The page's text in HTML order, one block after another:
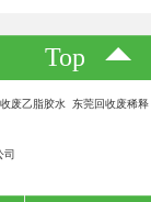
Top
废乙脂胶水 东莞回收废稀释